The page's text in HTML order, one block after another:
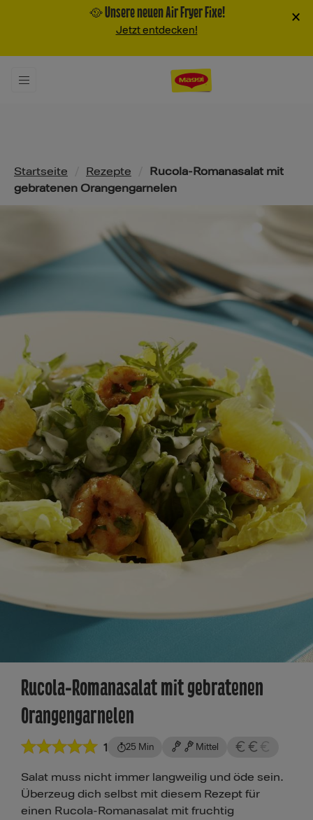
🥘 Unsere neuen Air Fryer Fixe!
Jetzt entdecken!
×
Pfadnavigation
Startseite Rezepte
Rucola-Romanasalat mit
gebratenen Orangengarnelen
Rucola-Romanasalat mit gebratenen
Orangengarnelen
1 25 Min Mittel
Salat muss nicht immer langweilig und öde sein.
Überzeug dich selbst mit diesem Rezept für
einen Rucola-Romanasalat mit fruchtig